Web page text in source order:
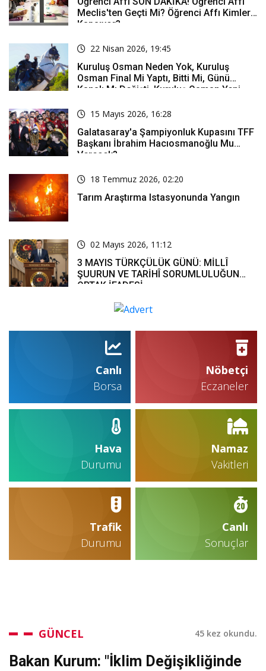
Meclis'ten Geçti Mi? Öğrenci Affı Kimleri
Kapsıyor?
22 Nisan 2026, 19:45
Kuruluş Osman Neden Yok, Kuruluş
Osman Final Mi Yaptı, Bitti Mi, Günü
Kanalı Mı Değişti, Kuruluş Osman Yeni
15 Mayıs 2026, 16:28
Galatasaray'a Şampiyonluk Kupasını TFF
Başkanı İbrahim Hacıosmanoğlu Mu
Verecek?
18 Temmuz 2026, 02:20
Tarım Araştırma Istasyonunda Yangın
02 Mayıs 2026, 11:12
3 MAYIS TÜRKÇÜLÜK GÜNÜ: MİLLÎ
ŞUURUN VE TARİHÎ SORUMLULUĞUN
ORTAK İFADESİ
Canlı
Borsa
Nöbetçi
Eczaneler
Hava
Durumu
Namaz
Vakitleri
Trafik
Durumu
Canlı
Sonuçlar
GÜNCEL 45 kez okundu.
Bakan Kurum: "İklim Değişikliğinde